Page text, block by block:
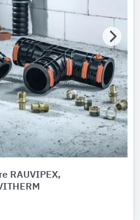
RAUVIPEX,